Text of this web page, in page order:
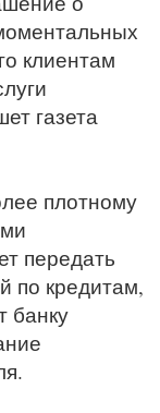
клиентам
газета
плотному
передать
по кредитам,
банку